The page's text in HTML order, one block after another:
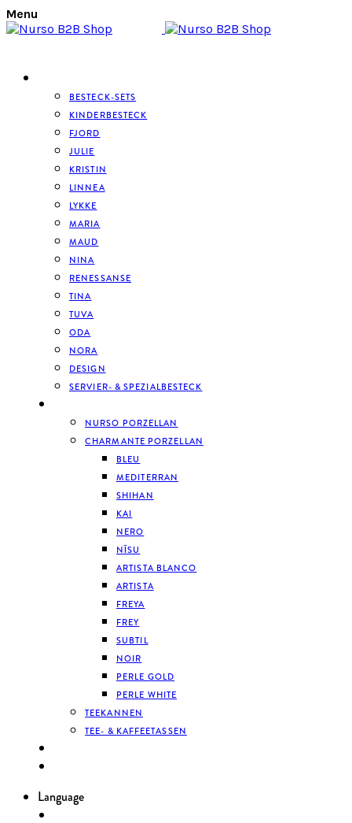
Menu
BESTECK-SETS
KINDERBESTECK
FJORD
JULIE
KRISTIN
LINNEA
LYKKE
MARIA
MAUD
NINA
RENESSANSE
TINA
TUVA
ODA
NORA
DESIGN
SERVIER- & SPEZIALBESTECK
NURSO PORZELLAN
CHARMANTE PORZELLAN
BLEU
MEDITERRAN
SHIHAN
KAI
NERO
NĪSU
ARTISTA BLANCO
ARTISTA
FREYA
FREY
SUBTIL
NOIR
PERLE GOLD
PERLE WHITE
TEEKANNEN
TEE- & KAFFEETASSEN
Language